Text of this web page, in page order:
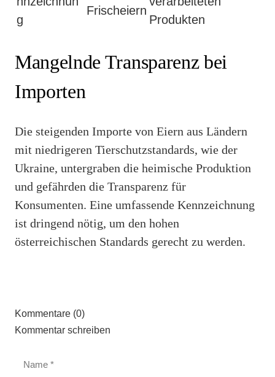
g
Frischeiern
Produkten
Mangelnde Transparenz bei
Importen
Die steigenden Importe von Eiern aus Ländern
mit niedrigeren Tierschutzstandards, wie der
Ukraine, untergraben die heimische Produktion
und gefährden die Transparenz für
Konsumenten. Eine umfassende Kennzeichnung
ist dringend nötig, um den hohen
österreichischen Standards gerecht zu werden.
Kommentare (0)
Kommentar schreiben